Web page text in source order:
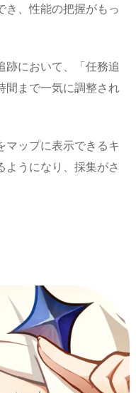
き、性能の把握がもっ
跡において、「任務追
間まで一気に調整され
マップに表示できるキ
ようになり、採集がさ